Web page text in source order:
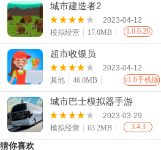
城市建造者2
2023-04-12
模拟经营
17.0MB 1.0.0.28
超市收银员
2023-04-12
其他
46.0MB v1.6手机版
城市巴士模拟器手游
2023-03-29
模拟经营
63.2MB 3.4.3
猜你喜欢